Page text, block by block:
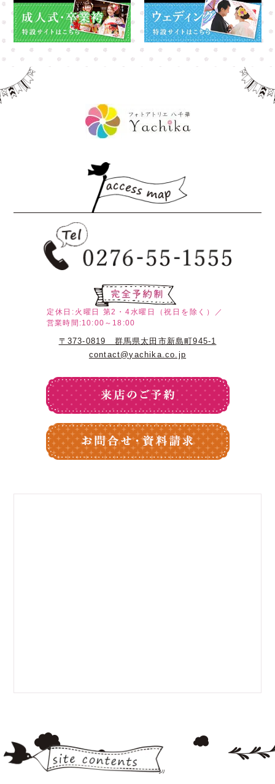
定休日:火曜日
第2・4水曜日（祝日を除く）／
営業時間:10:00～18:00
〒373-0819 群馬県太田市新島町945-1
contact@yachika.co.jp